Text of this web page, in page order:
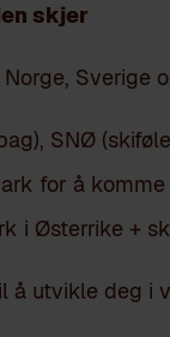
skjer
Sverige
SNØ
for å komme
i Østerrike +
å utvikle deg i